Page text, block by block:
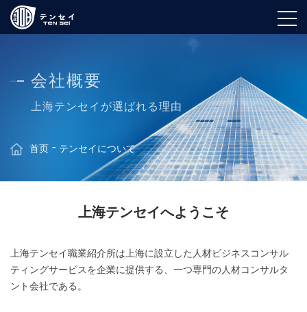
会社概要
上海テンセイが選ばれる理由
首页 テンセイについて
上海テンセイへようこそ
上海テンセイ職業紹介所は上海に設立した人材ビジネスコンサル
ティングサービスを企業に提供する、一つ専門の人材コンサルタ
ント会社である。